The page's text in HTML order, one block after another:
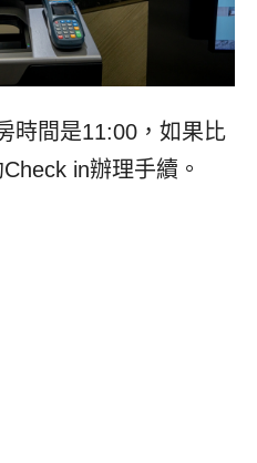
時間是11:00，如果比
in辦理手續。